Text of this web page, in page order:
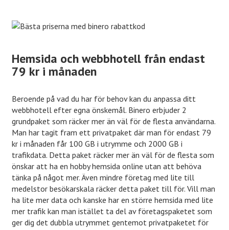
Hemsida och webbhotell från endast
79 kr i månaden
Beroende på vad du har för behov kan du anpassa ditt
webbhotell efter egna önskemål. Binero erbjuder 2
grundpaket som räcker mer än väl för de flesta användarna.
Man har tagit fram ett privatpaket där man för endast 79
kr i månaden får 100 GB i utrymme och 2000 GB i
trafikdata. Detta paket räcker mer än väl för de flesta som
önskar att ha en hobby hemsida online utan att behöva
tänka på något mer. Även mindre företag med lite till
medelstor besökarskala räcker detta paket till för. Vill man
ha lite mer data och kanske har en större hemsida med lite
mer trafik kan man istället ta del av företagspaketet som
ger dig det dubbla utrymmet gentemot privatpaketet för